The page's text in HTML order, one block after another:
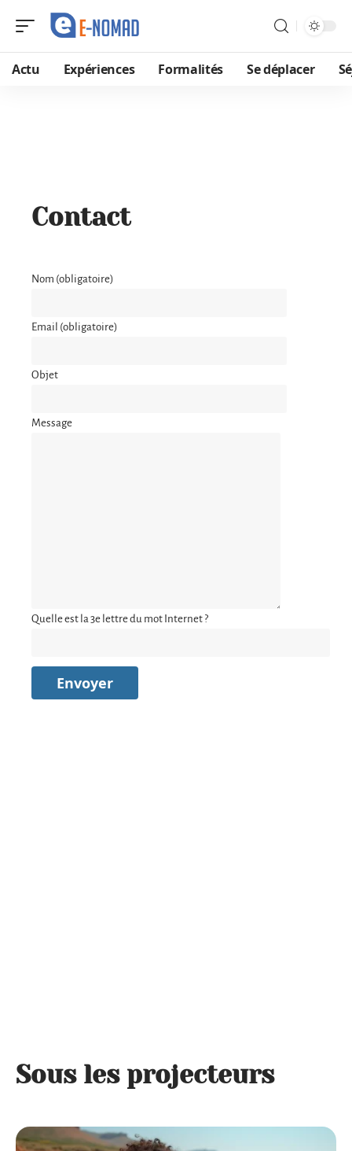
Actu Expériences Formalités Se déplacer
Contact
Nom (obligatoire)
Email (obligatoire)
Objet
Message
Quelle est la 3e lettre du mot Internet ?
Sous les projecteurs